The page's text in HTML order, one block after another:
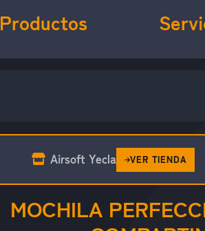
Productos
Airsoft Yecla VER TIENDA
MOCHILA